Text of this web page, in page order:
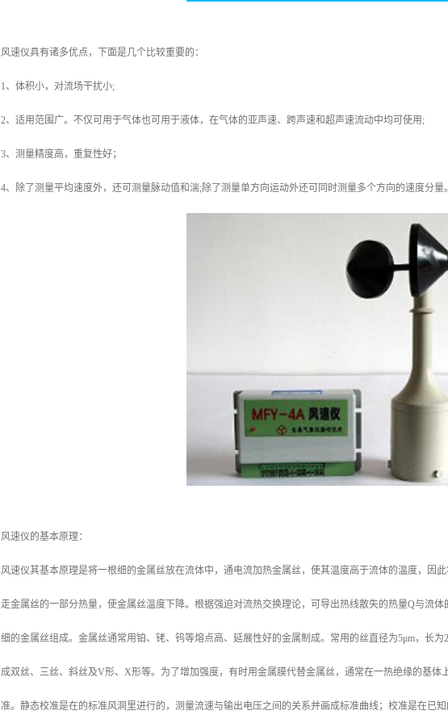
风速仪具有诸多优点，下面是几个比较重要的：
1、体积小，对流场干扰小;
2、适用范围广。不仅可用于气体也可用于液体，在气体的亚声速、跨声速和超声速流动中均可使用;
3、测量精度高，重复性好；
4、除了测量平均速度外，还可测量脉动值和湍;除了测量单方向运动外还可同时测量多个方向的速度分量
风速仪的基本原理：
风速仪其基本原理是将一根细的金属丝放在流体中，通电流加热金属丝，使其温度高于流体的温度，因
走金属丝的一部分热量，使金属丝温度下降。根据强迫对流热交换理论，可导出热线散失的热量Q与流
细的金属丝组成。金属丝通常用铂、铑、钨等熔点高、延展性好的金属制成。常用的丝直径为5μm，长
成双丝、三丝、斜丝及V形、X形等。为了增加强度，有时用金属膜代替金属丝，通常在一热绝缘的基
准。静态校准是在的标准风洞里进行的，测量流速与输出电压之间的关系并画成标准曲线；校准是在已